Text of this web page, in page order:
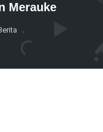
Merauke